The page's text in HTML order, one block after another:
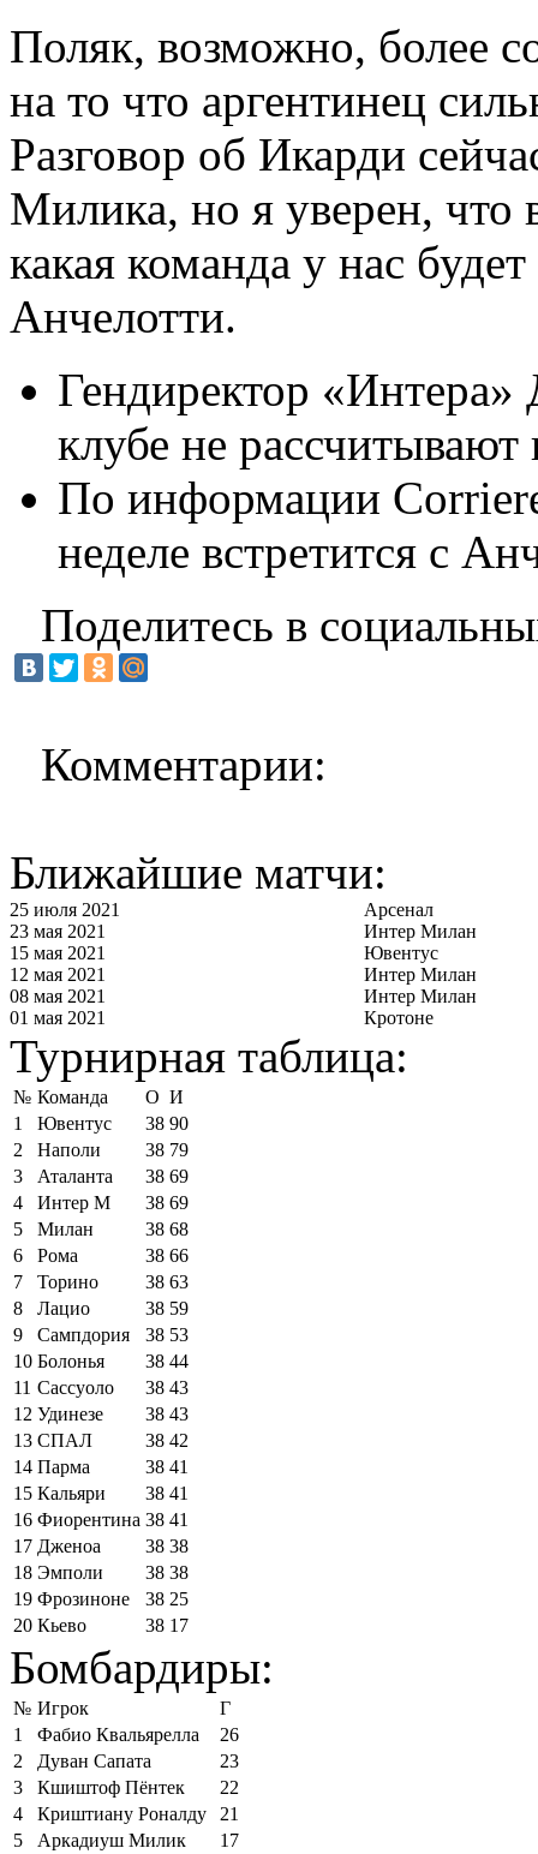
Поляк, возможно, более
на то что аргентинец
Разговор об Икарди
Милика, но я уверен, что
какая команда у нас
Анчелотти.
Гендиректор «Интера»
клубе не
По информации
неделе встретится с
Поделитесь в
Комментарии:
Ближайшие матчи:
25 июля 2021
Арсенал
23 мая 2021
Интер Милан
15 мая 2021
Ювентус
12 мая 2021
Интер Милан
08 мая 2021
Интер Милан
01 мая 2021
Кротоне
Турнирная таблица:
№ Команда О И
1
Ювентус 38 90
2
Наполи 38 79
3
Аталанта 38 69
4
Интер М 38 69
5
Милан 38 68
6
Рома 38 66
7
Торино 38 63
8
Лацио 38 59
9
Сампдория 38 53
10 Болонья 38 44
11 Сассуоло 38 43
12 Удинезе 38 43
13 СПАЛ 38 42
14 Парма 38 41
15 Кальяри 38 41
16 Фиорентина 38 41
17 Дженоа 38 38
18 Эмполи 38 38
19 Фрозиноне 38 25
20 Кьево 38 17
Бомбардиры:
№ Игрок
Г
1
Фабио Квальярелла
26
2
Дуван Сапата
23
3
Кшиштоф Пёнтек
22
4
Криштиану Роналду
21
5
Аркадиуш Милик
17